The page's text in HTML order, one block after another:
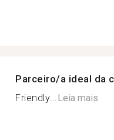
Parceiro/a ideal da
Friendly...Leia mais